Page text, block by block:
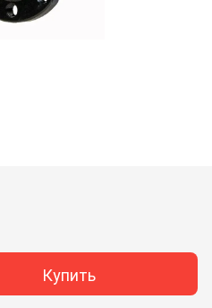
Купить